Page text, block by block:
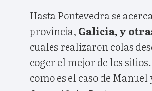
Hasta Pontevedra se
provincia, Galicia, y
cuales realizaron colas
coger el mejor de los
como es el caso de